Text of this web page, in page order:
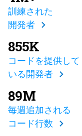
訓練された
開発者
855K
コードを提供して
いる開発者
89M
毎週追加される
コード行数